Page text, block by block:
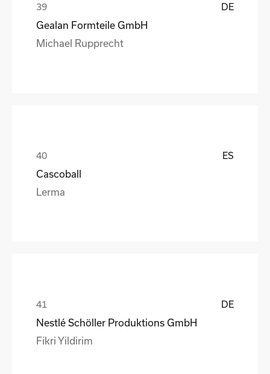
DE
Gealan Formteile GmbH
Michael Rupprecht
ES
Cascoball
Lerma
DE
Nestlé Schöller Produktions GmbH
Fikri Yildirim